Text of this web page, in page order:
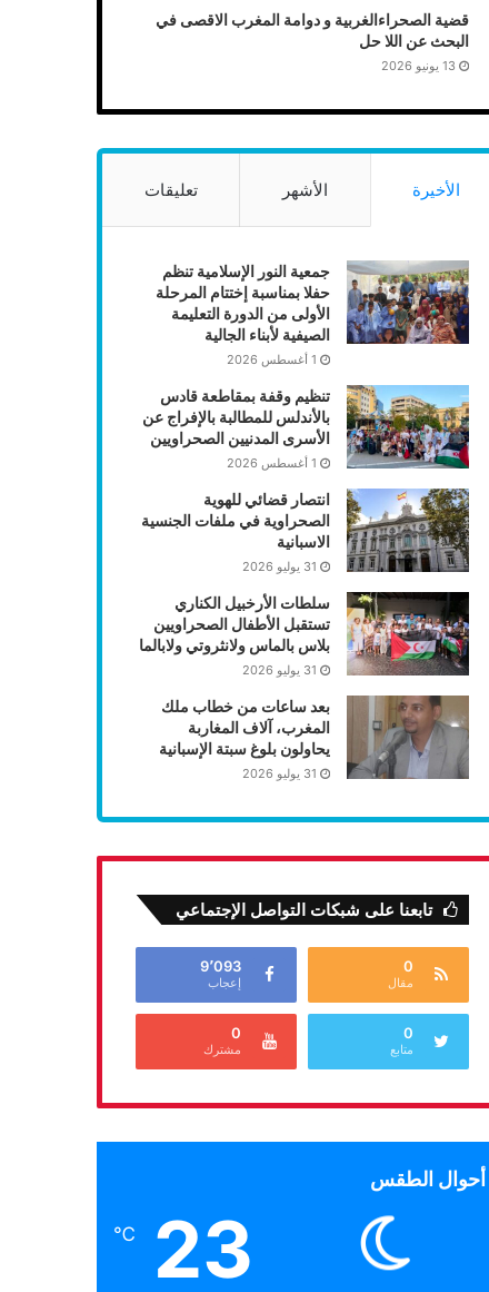
قضية الصحراءالغربية و دوامة المغرب الاقصى في
البحث عن اللا حل
13 يونيو 2026
الأخيرة الأشهر تعليقات
جمعية النور الإسلامية تنظم
حفلا بمناسبة إختتام المرحلة
الأولى من الدورة التعليمة
الصيفية لأبناء الجالية
1 أغسطس 2026
تنظيم وقفة بمقاطعة قادس
بالأندلس للمطالبة بالإفراج عن
الأسرى المدنيين الصحراويين
1 أغسطس 2026
انتصار قضائي للهوية
الصحراوية في ملفات الجنسية
الاسبانية
31 يوليو 2026
سلطات الأرخبيل الكناري
تستقبل الأطفال الصحراويين
بلاس بالماس ولانثروتي ولابالما
31 يوليو 2026
بعد ساعات من خطاب ملك
المغرب، آلاف المغاربة
يحاولون بلوغ سبتة الإسبانية
31 يوليو 2026
تابعنا على شبكات التواصل الإجتماعي
0
مقال
9٬093
إعجاب
0
متابع
0
مشترك
أحوال الطقس
23
℃